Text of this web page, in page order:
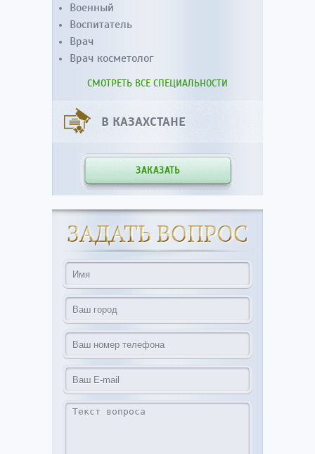
Военный
Воспитатель
Врач
Врач косметолог
СМОТРЕТЬ ВСЕ СПЕЦИАЛЬНОСТИ
В КАЗАХСТАНЕ
ЗАКАЗАТЬ